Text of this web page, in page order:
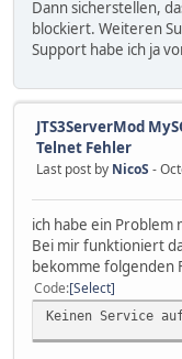
Dann sicherstellen,
blockiert. Weiteren
Support habe ich ja
JTS3ServerMod
Telnet Fehler
Last post by NicoS -
ich habe ein Problem
Bei mir funktioniert
bekomme folgenden
Code Select
Keinen Service